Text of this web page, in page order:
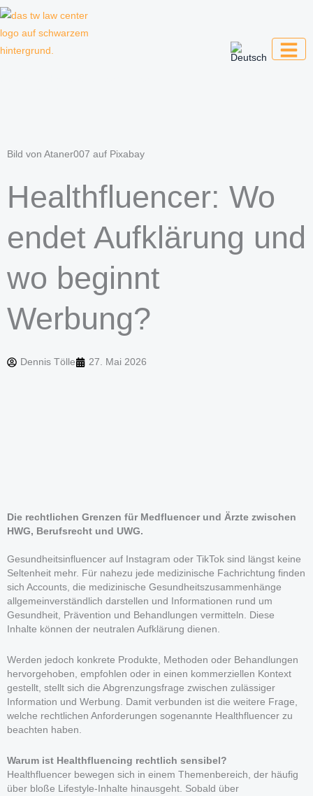
Zum
Bild von Ataner007 auf Pixabay
Healthfluencer: Wo
endet Aufklärung und
wo beginnt
Werbung?
Dennis Tölle 27. Mai 2026
Die rechtlichen Grenzen für Medfluencer und Ärzte zwischen
HWG, Berufsrecht und UWG.
Gesundheitsinfluencer auf Instagram oder TikTok sind längst keine
Seltenheit mehr. Für nahezu jede medizinische Fachrichtung finden
sich Accounts, die medizinische Gesundheitszusammenhänge
allgemeinverständlich darstellen und Informationen rund um
Gesundheit, Prävention und Behandlungen vermitteln. Diese
Inhalte können der neutralen Aufklärung dienen.
Werden jedoch konkrete Produkte, Methoden oder Behandlungen
hervorgehoben, empfohlen oder in einen kommerziellen Kontext
gestellt, stellt sich die Abgrenzungsfrage zwischen zulässiger
Information und Werbung. Damit verbunden ist die weitere Frage,
welche rechtlichen Anforderungen sogenannte Healthfluencer zu
beachten haben.
Warum ist Healthfluencing rechtlich sensibel?
Healthfluencer bewegen sich in einem Themenbereich, der häufig
über bloße Lifestyle-Inhalte hinausgeht. Sobald über